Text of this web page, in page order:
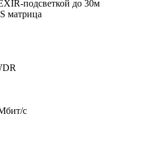
подсветкой до 30м
матрица
с